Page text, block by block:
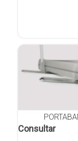
Consultar